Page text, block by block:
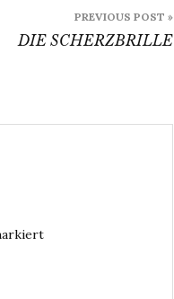
PREVIOUS POST »
DIE SCHERZBRILLE